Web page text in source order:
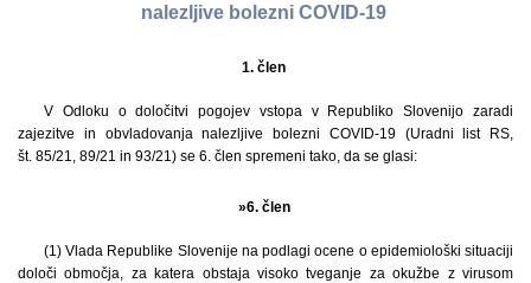
nalezljive bolezni COVID-19
1. člen
V Odloku o določitvi pogojev vstopa v Republiko Slovenijo zaradi
zajezitve in obvladovanja nalezljive bolezni COVID-19 (Uradni list RS,
št. 85/21, 89/21 in 93/21) se 6. člen spremeni tako, da se glasi:
»6. člen
(1) Vlada Republike Slovenije na podlagi ocene o epidemiološki situaciji
določi območja, za katera obstaja visoko tveganje za okužbe z virusom